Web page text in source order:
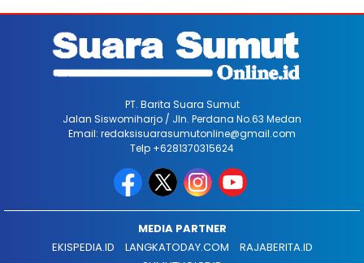
PT. Barita Suara Sumut
Jalan Siswomiharjo / Jln. Perdana No.63 Medan
Email: redaksisuarasumutonline@gmail.com
Telp +6281370315624
MEDIA PARTNER
EKISPEDIA.ID
LANGKATODAY.COM
RAJABERITA.ID